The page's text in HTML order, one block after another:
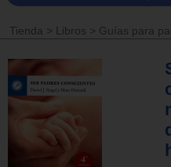
Tienda > Libros > Guías para